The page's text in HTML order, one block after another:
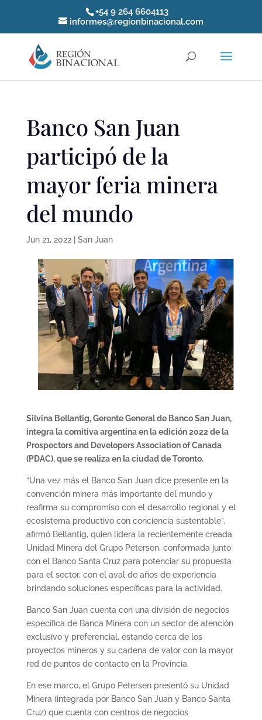
+54 9 264 6604113
informes@regionbinacional.com
Banco San Juan
participó de la
mayor feria minera
del mundo
Jun 21, 2022| San Juan
Silvina Bellantig, Gerente General de Banco San Juan,
integra la comitiva argentina en la edición 2022 de la
Prospectors and Developers Association of Canada
(PDAC), que se realiza en la ciudad de Toronto.
“Una vez más el Banco San Juan dice presente en la
convención minera más importante del mundo y
reafirma su compromiso con el desarrollo regional y el
ecosistema productivo con conciencia sustentable”,
afirmó Bellantig, quien lidera la recientemente creada
Unidad Minera del Grupo Petersen, conformada junto
con el Banco Santa Cruz para potenciar su propuesta
para el sector, con el aval de años de experiencia
brindando soluciones específicas para la actividad.
Banco San Juan cuenta con una división de negocios
específica de Banca Minera con un sector de atención
exclusivo y preferencial, estando cerca de los
proyectos mineros y su cadena de valor con la mayor
red de puntos de contacto en la Provincia.
En ese marco, el Grupo Petersen presentó su Unidad
Minera (integrada por Banco San Juan y Banco Santa
Cruz) que cuenta con centros de negocios